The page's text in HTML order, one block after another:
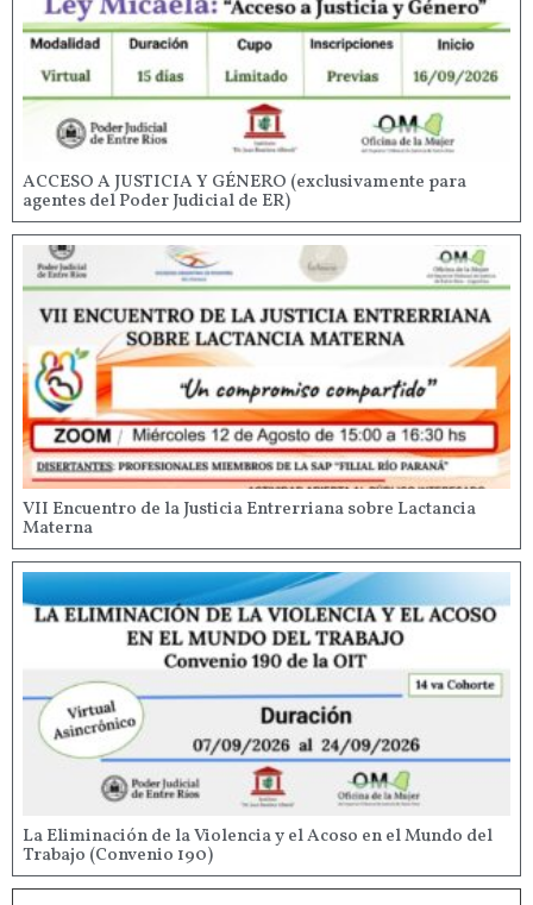
ACCESO A JUSTICIA Y GÉNERO (exclusivamente para
agentes del Poder Judicial de ER)
VII Encuentro de la Justicia Entrerriana sobre Lactancia
Materna
La Eliminación de la Violencia y el Acoso en el Mundo del
Trabajo (Convenio 190)